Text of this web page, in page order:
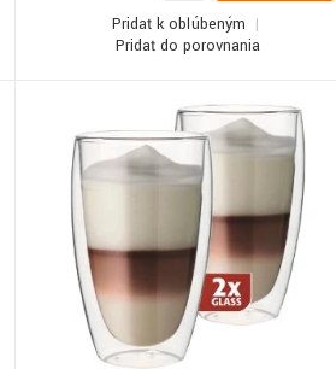
Pridať k obľúbeným
Pridať do porovnania